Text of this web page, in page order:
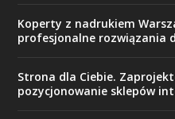
Koperty z nadrukiem
profesjonalne rozwiązania
Strona dla Ciebie.
pozycjonowanie sklepów